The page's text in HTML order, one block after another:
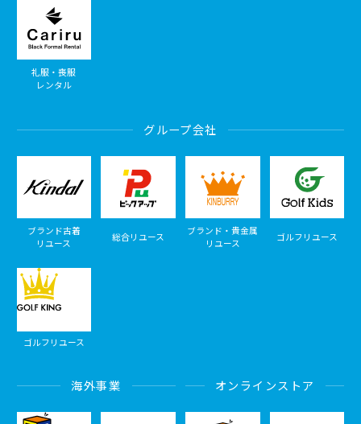
礼服・喪服
レンタル
グループ会社
ブランド古着
リユース
総合リユース
ブランド・貴金属
リユース
ゴルフリユース
ゴルフリユース
海外事業 オンラインストア